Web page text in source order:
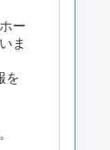
ー
ま
を